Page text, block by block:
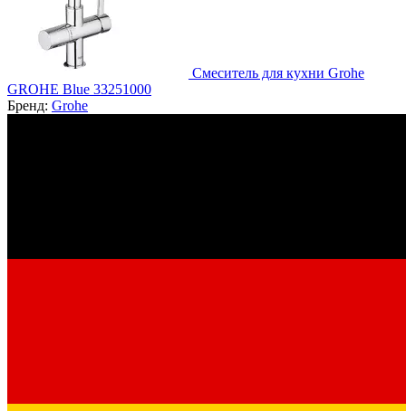
Смеситель для кухни Grohe
GROHE Blue 33251000
Бренд: Grohe